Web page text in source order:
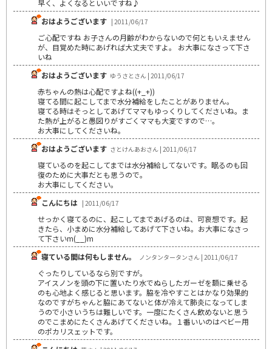
早く、よくなるといいですね♪
おはようございます | 2011/06/17
ご心配ですね お子さんの月齢がわからないので何ともいえません
が、目覚めた時にあげれば大丈夫ですよ。 お大事になさって下さ
いね
おはようございます ゆうさとさん | 2011/06/17
赤ちゃんの熱は心配ですよね((+_+))
寝てる間に起こしてまで水分補給をしたことがありません。
寝てる時はそっとしてあげてママもゆっくりしてくださいね。ま
た熱が上がると愚図りがすごくママも大変ですので…。
お大事にしてくださいね。
おはようございます さとけんあおさん | 2011/06/17
寝ているのを起こしてまでは水分補給してないです。眠るのも回
復のために大事だとも思うので。
お大事にしてください。
こんにちは | 2011/06/17
せっかく寝てるのに、起こしてまであげるのは、可哀想です。起
きたら、小まめに水分補給してあげて下さいね。お大事になさっ
て下さいm(__)m
寝ている間は何もしません。
ノンタンタータンさん | 2011/06/17
ぐったりしているなら別ですが。
アイスノンを頭の下に置いたり水でぬらしたガーゼを額に乗せる
のも心地よく感じると思います。脇を冷やすことはかなり効果的
なのですがちゃんと脇にあてないと体が冷えて肺炎になってしま
うので小さいうちは難しいです。一度にたくさん飲めないと思う
のでこまめにたくさんあげてくださいね。１番いいのはベビー用
のポカリスェットです。